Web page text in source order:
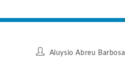
Aluysio Abreu Barbosa